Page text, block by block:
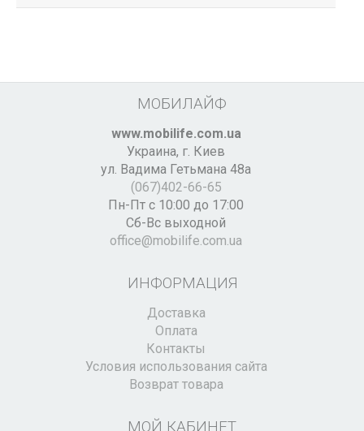
МОБИЛАЙФ
www.mobilife.com.ua
Украина, г. Киев
ул. Вадима Гетьмана 48а
(067)402-66-65
Пн-Пт с 10:00 до 17:00
Сб-Вс выходной
office@mobilife.com.ua
ИНФОРМАЦИЯ
Доставка
Оплата
Контакты
Условия использования сайта
Возврат товара
МОЙ КАБИНЕТ